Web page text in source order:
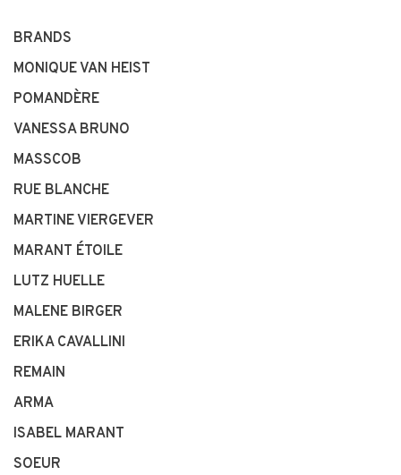
BRANDS
MONIQUE VAN HEIST
POMANDÈRE
VANESSA BRUNO
MASSCOB
RUE BLANCHE
MARTINE VIERGEVER
MARANT ÉTOILE
LUTZ HUELLE
MALENE BIRGER
ERIKA CAVALLINI
REMAIN
ARMA
ISABEL MARANT
SOEUR